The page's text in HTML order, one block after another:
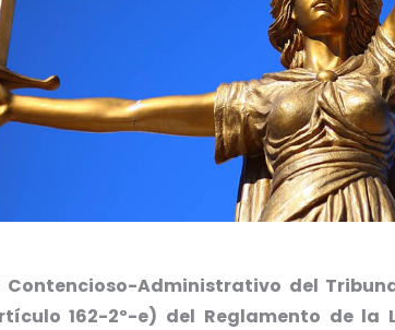
Contencioso-Administrativo del
162-2º-e) del Reglamento de la